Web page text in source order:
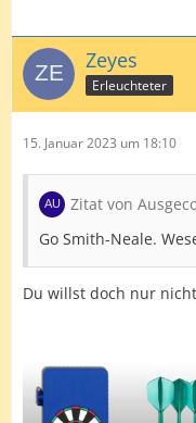
Zeyes
Erleuchteter
15. Januar 2023 um 18:10
Zitat von
Go Smith-Neale.
Du willst doch nur